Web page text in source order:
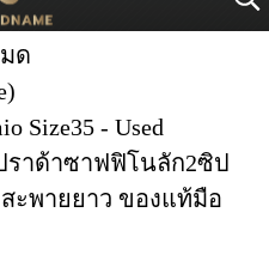
ด
Size35 - Used
ปราด้าซาฟฟิโนลัก2ซิป
ะพายยาว ของแท้มือ